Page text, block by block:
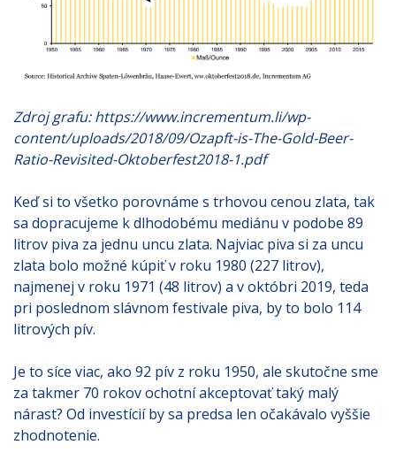
Zdroj grafu: https://www.incrementum.li/wp-
content/uploads/2018/09/Ozapft-is-The-Gold-Beer-
Ratio-Revisited-Oktoberfest2018-1.pdf
Keď si to všetko porovnáme s trhovou cenou zlata, tak
sa dopracujeme k dlhodobému mediánu v podobe 89
litrov piva za jednu uncu zlata. Najviac piva si za uncu
zlata bolo možné kúpiť v roku 1980 (227 litrov),
najmenej v roku 1971 (48 litrov) a v októbri 2019, teda
pri poslednom slávnom festivale piva, by to bolo 114
litrových pív.
Je to síce viac, ako 92 pív z roku 1950, ale skutočne sme
za takmer 70 rokov ochotní akceptovať taký malý
nárast? Od investícií by sa predsa len očakávalo vyššie
zhodnotenie.